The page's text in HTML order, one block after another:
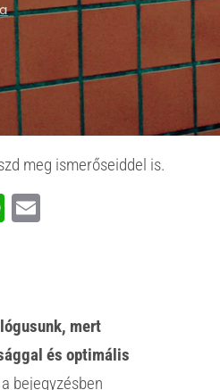
meg ismerőseiddel is.
WhatsApp
mert
és optimális
bejegyzésben